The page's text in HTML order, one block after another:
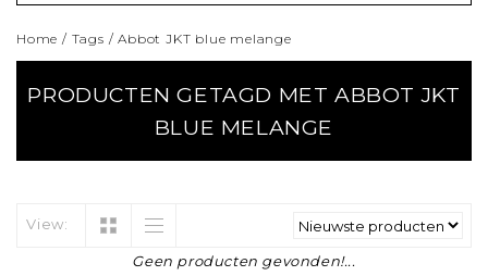
Home / Tags /Abbot JKT blue melange
PRODUCTEN GETAGD MET ABBOT JKT
BLUE MELANGE
View:
Geen producten gevonden!...